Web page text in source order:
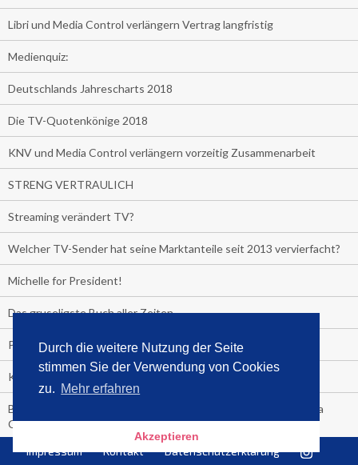
Durch die weitere Nutzung der Seite
stimmen Sie der Verwendung von Cookies
zu. Mehr erfahren
Akzeptieren
Libri und Media Control verlängern Vertrag langfristig
Medienquiz:
Deutschlands Jahrescharts 2018
Die TV-Quotenkönige 2018
KNV und Media Control verlängern vorzeitig Zusammenarbeit
STRENG VERTRAULICH
Streaming verändert TV?
Welcher TV-Sender hat seine Marktanteile seit 2013 vervierfacht?
Michelle for President!
Das gruseligste Buch aller Zeiten
Promi-Biografien
Kerkeling erhält Spitzenfeder für meistverkauftes Buch
Börsenverein und MVB verlängern vorzeitig Verträge mit Media
Control bis 2024
PocketBook, Ceebo und Umbreit bringen Hörbuch-Downloads in
Impressum Kontakt Datenschutzerklärung